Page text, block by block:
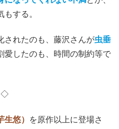
する。
されたのも、藤沢さんが虫垂
愛したのも、時間の制約等で
◇
生悠）
を原作以上に登場さ